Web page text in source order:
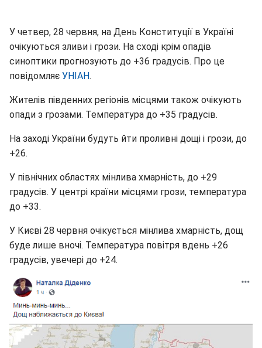
У четвер, 28 червня, на День Конституції в Україні
очікуються зливи і грози. На сході крім опадів
синоптики прогнозують до +36 градусів. Про це
повідомляє УНІАН.
Жителів південних регіонів місцями також очікують
опади з грозами. Температура до +35 градусів.
На заході України будуть йти проливні дощі і грози, до
+26.
У північних областях мінлива хмарність, до +29
градусів. У центрі країни місцями грози, температура
до +33.
У Києві 28 червня очікується мінлива хмарність, дощ
буде лише вночі. Температура повітря вдень +26
градусів, увечері до +24.